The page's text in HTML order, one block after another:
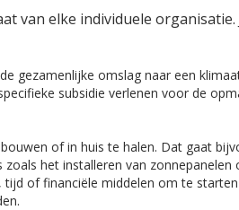
van elke individuele organisatie.
gezamenlijke omslag naar een
subsidie verlenen voor de
of in huis te halen. Dat gaat
het installeren van zonnepanelen
of financiële middelen om te